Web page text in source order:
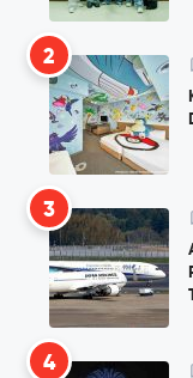
2
3
4